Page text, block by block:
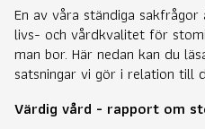
En av våra ständiga
livs- och vårdkvalitet för
man bor. Här nedan kan du
satsningar vi gör i relation till
Värdig vård - rapport om